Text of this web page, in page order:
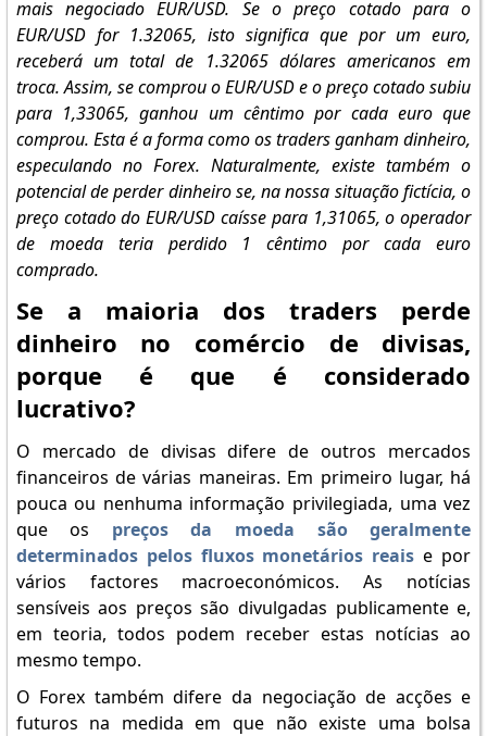
mais negociado EUR/USD. Se o preço cotado para o
EUR/USD for 1.32065, isto significa que por um euro,
receberá um total de 1.32065 dólares americanos em
troca. Assim, se comprou o EUR/USD e o preço cotado subiu
para 1,33065, ganhou um cêntimo por cada euro que
comprou. Esta é a forma como os traders ganham dinheiro,
especulando no Forex. Naturalmente, existe também o
potencial de perder dinheiro se, na nossa situação fictícia, o
preço cotado do EUR/USD caísse para 1,31065, o operador
de moeda teria perdido 1 cêntimo por cada euro
comprado.
Se a maioria dos traders perde
dinheiro no comércio de divisas,
porque é que é considerado
lucrativo?
O mercado de divisas difere de outros mercados
financeiros de várias maneiras. Em primeiro lugar, há
pouca ou nenhuma informação privilegiada, uma vez
que os preços da moeda são geralmente
determinados pelos fluxos monetários reais e por
vários factores macroeconómicos. As notícias
sensíveis aos preços são divulgadas publicamente e,
em teoria, todos podem receber estas notícias ao
mesmo tempo.
O Forex também difere da negociação de acções e
futuros na medida em que não existe uma bolsa